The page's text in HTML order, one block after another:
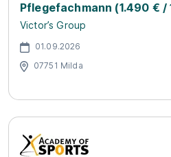
Pflegefachmann (1.490 € /
Victor’s Group
01.09.2026
07751 Milda